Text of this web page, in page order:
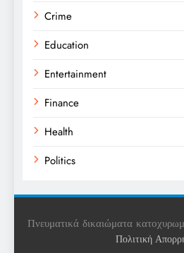
Crime
Education
Entertainment
Finance
Health
Politics
Science
Πνευματικά δικαιώματα
Πολιτική